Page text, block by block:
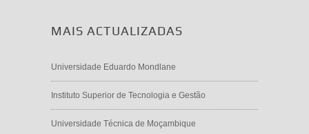
MAIS ACTUALIZADAS
Universidade Eduardo Mondlane
Instituto Superior de Tecnologia e Gestão
Universidade Técnica de Moçambique